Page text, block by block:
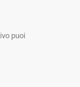
puoi